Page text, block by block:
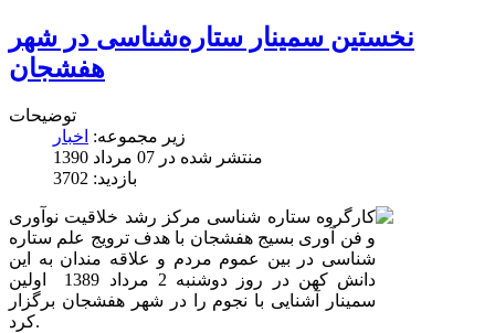
نخستین سمینار ستاره‌شناسی در شهر
هفشجان
توضیحات
زیر مجموعه: اخبار
منتشر شده در 07 مرداد 1390
بازدید: 3702
کارگروه ستاره شناسی مرکز رشد خلاقیت نوآوری
و فن آوری بسیج هفشجان با هدف ترویج علم ستاره
شناسی در بین عموم مردم و علاقه مندان به این
دانش کهن در روز دوشنبه 2 مرداد 1389 اولین
سمینار آشنایی با نجوم را در شهر هفشجان برگزار
کرد.